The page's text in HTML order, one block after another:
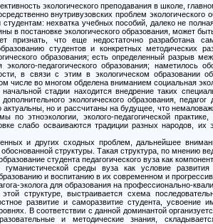
экологического преподавания в школе,
внутривузовских проблем
студентам: нехватка учебных пособий, далеко не
в постановке экологического образования, может
признать, что еще недостаточно разработана
студентов и конкретных методических
образования; есть определенный разрыв
эколого-педагогического образования; наметилось
в связи с этим в экологическом образовании
числе во многом обделена вниманием социальная
стадии находится внедрение таких
дополнительного экологического образования,
актуальны, но и рассчитаны на будущее, что
по этноэкологии, эколого-педагогической
слабо осваиваются традиции разных народов, их
и других сходных проблем, дальнейшее
структуры. Такая структура, по мнению
студента педагогического вуза как
среды вуза как условие
и воспитанию в их современном и
эколога для образования на профессионально-
структуре, выстраивается схема
развитие и саморазвитие студента,
В соответствии с данной доминантой
и методические знания,